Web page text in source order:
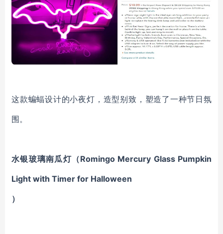
这款蝙蝠设计的小夜灯，造型别致，塑造了一种节日氛
围。
水银玻璃南瓜灯（Romingo Mercury Glass Pumpkin
Light with Timer for Halloween
）